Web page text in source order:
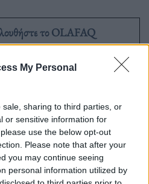
My Personal
sharing to third parties, or
or sensitive information for
use the below opt-out
Please note that after your
you may continue seeing
personal information utilized by
το OLAFAQ
News